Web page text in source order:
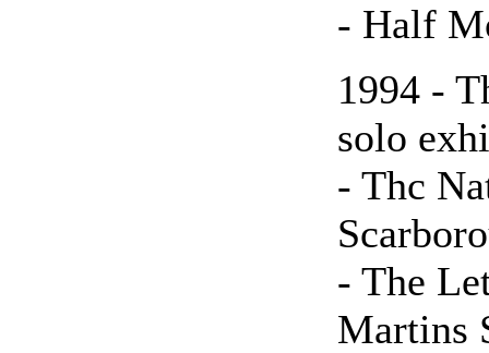
- Half
1994 -
solo
- Thc
- The
Martins